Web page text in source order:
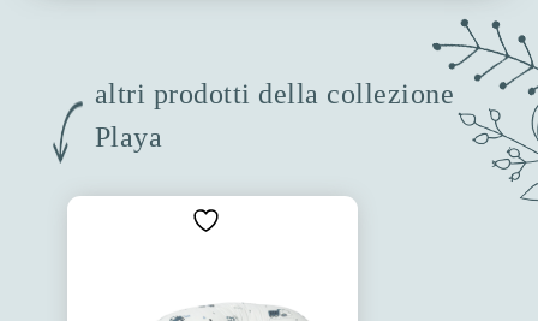
altri prodotti della collezione
Playa